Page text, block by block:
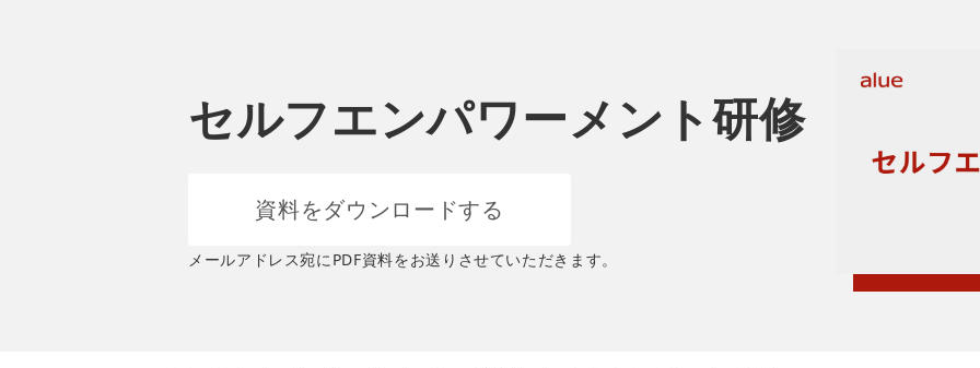
セルフエンパワーメント研修
資料をダウンロードする
メールアドレス宛にPDF資料をお送りさせていただきます。